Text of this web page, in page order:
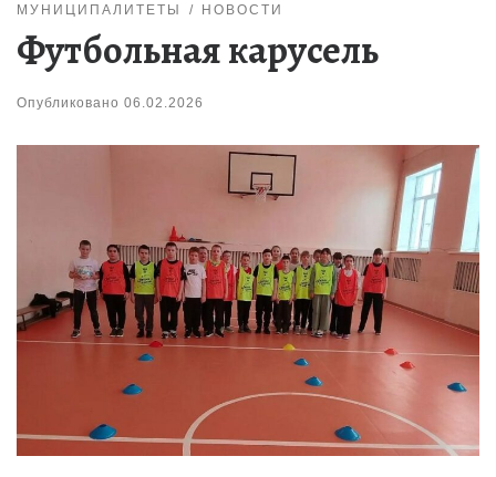
МУНИЦИПАЛИТЕТЫ НОВОСТИ
Футбольная карусель
Опубликовано 06.02.2026